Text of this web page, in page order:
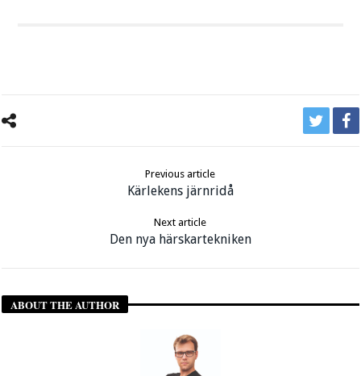
Previous article
Kärlekens järnridå
Next article
Den nya härskartekniken
ABOUT THE AUTHOR